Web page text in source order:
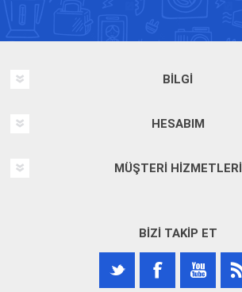
BILGI
HESABIM
MÜŞTERI HIZMETLERI
BIZI TAKIP ET